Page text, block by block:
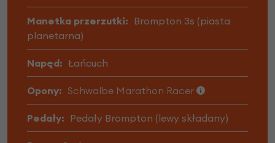
Manetka przerzutki: Brompton 3s (piasta
planetarna)
Napęd: Łańcuch
Opony: Schwalbe Marathon Racer
Pedały: Pedały Brompton (lewy składany)